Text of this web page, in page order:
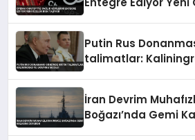
Putin Rus
talimatlar:
İran Devrim
Boğazı’nda Gemi